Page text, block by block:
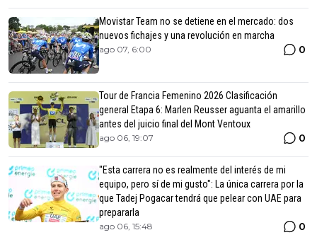
Movistar Team no se detiene en el mercado: dos
nuevos fichajes y una revolución en marcha
ago 07, 6:00 0
Tour de Francia Femenino 2026 Clasificación
general Etapa 6: Marlen Reusser aguanta el amarillo
antes del juicio final del Mont Ventoux
ago 06, 19:07 0
"Esta carrera no es realmente del interés de mi
equipo, pero sí de mi gusto": La única carrera por la
que Tadej Pogacar tendrá que pelear con UAE para
prepararla
ago 06, 15:48 0